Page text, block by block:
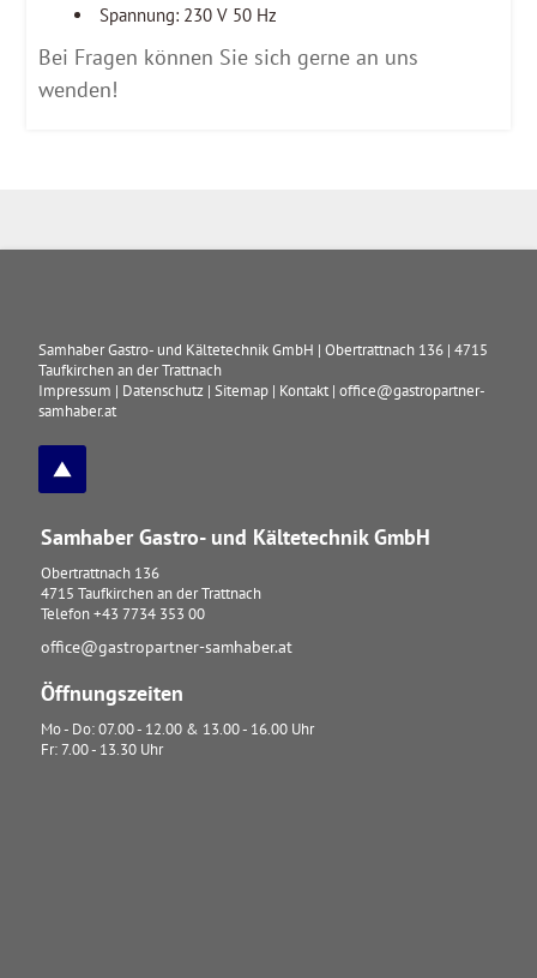
Spannung: 230 V 50 Hz
Bei Fragen können Sie sich gerne an uns
wenden!
Samhaber Gastro- und Kältetechnik GmbH |Obertrattnach 136 |4715
Taufkirchen an der Trattnach
Impressum | Datenschutz |Sitemap | Kontakt |office@gastropartner-
samhaber.at
Samhaber Gastro- und Kältetechnik GmbH
Obertrattnach 136
4715 Taufkirchen an der Trattnach
Telefon +43 7734 353 00
office@gastropartner-samhaber.at
Öffnungszeiten
Mo - Do: 07.00 - 12.00 & 13.00 - 16.00 Uhr
Fr: 7.00 - 13.30 Uhr